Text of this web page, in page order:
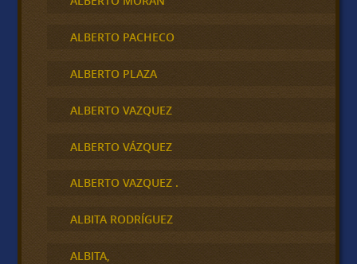
ALBERTO PACHECO
ALBERTO PLAZA
ALBERTO VAZQUEZ
ALBERTO VÁZQUEZ
ALBERTO VAZQUEZ .
ALBITA RODRÍGUEZ
ALBITA,